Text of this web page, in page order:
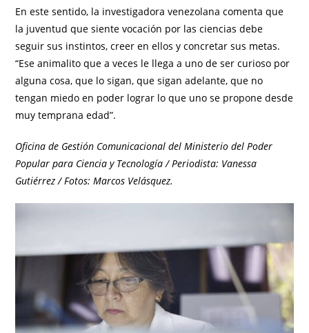
En este sentido, la investigadora venezolana comenta que
la juventud que siente vocación por las ciencias debe
seguir sus instintos, creer en ellos y concretar sus metas.
“Ese animalito que a veces le llega a uno de ser curioso por
alguna cosa, que lo sigan, que sigan adelante, que no
tengan miedo en poder lograr lo que uno se propone desde
muy temprana edad”.
Oficina de Gestión Comunicacional del Ministerio del Poder
Popular para Ciencia y Tecnología / Periodista: Vanessa
Gutiérrez / Fotos: Marcos Velásquez.